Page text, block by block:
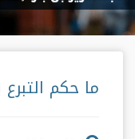
ما حكم التبرع